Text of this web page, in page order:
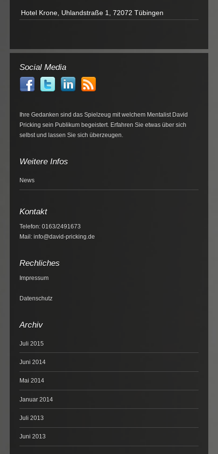
Hotel Krone, Uhlandstraße 1, 72072 Tübingen
Social Media
Ihre Gedanken sind das Spielzeug mit welchem Mentalist David
Pricking sein Publikum begeistert. Erfahren Sie etwas über sich
selbst und lassen Sie sich überzeugen.
Weitere Infos
News
Kontakt
Telefon: 0163/2491673
Mail: info@david-pricking.de
Rechliches
Impressum
Datenschutz
Archiv
Juli 2015
Juni 2014
Mai 2014
Januar 2014
Juli 2013
Juni 2013